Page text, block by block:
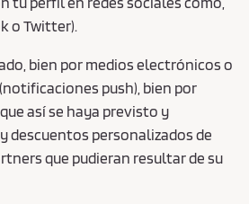
o Twitter).
bien por medios electrónicos o
push), bien por
así se haya previsto y
descuentos personalizados de
que pudieran resultar de su